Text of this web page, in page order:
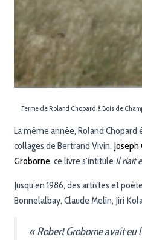
Ferme de Roland Chopard à Bois de
La même année, Roland
collages de Bertrand Vivin.
Groborne, ce livre s’intitule Il riait
Jusqu’en 1986, des artistes et
Bonnelalbay, Claude Melin, Jiri
« Robert Groborne avait eu